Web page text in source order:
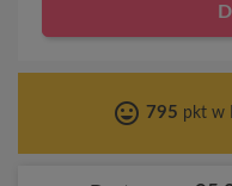
tag_faces 795 pkt w